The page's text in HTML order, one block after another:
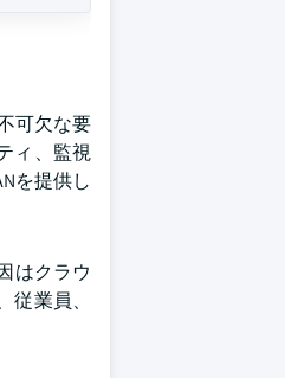
可欠な要
ィ、監視
を提供し
はクラウ
業員、